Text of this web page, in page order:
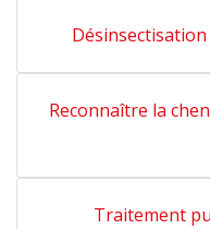
Reconnaître la
Traitement